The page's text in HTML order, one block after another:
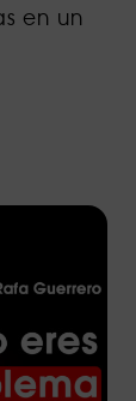
en un